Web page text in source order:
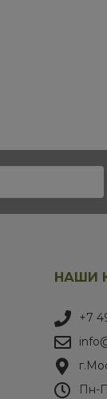
НАШИ
+7
Пн-